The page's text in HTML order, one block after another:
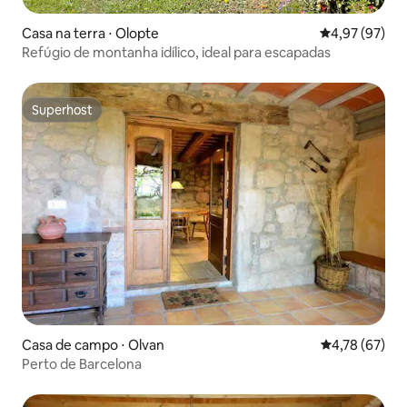
Casa na terra ⋅ Olopte 4,97 de uma
4,97 (97)
Refúgio de montanha idílico, ideal para escapadas
Superhost
Superhost
Casa de campo ⋅ Olvan 4,78 de uma
4,78 (67)
Perto de Barcelona